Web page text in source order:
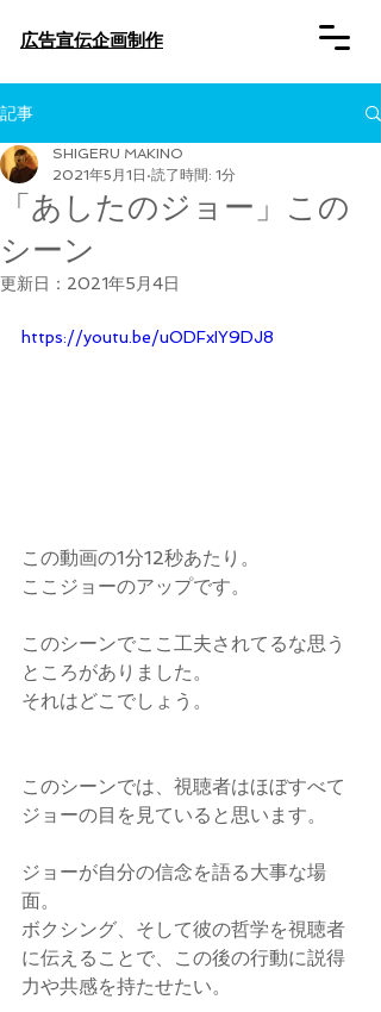
​広告宣伝企画制作
記事
「あしたのジョー」この
シーン
SHIGERU MAKINO
2021年5月1日 読了時間: 1分
更新日： 2021年5月4日
https://youtu.be/uODFxIY9DJ8
この動画の1分12秒あたり。
ここジョーのアップです。
このシーンでここ工夫されてるな思う
ところがありました。
それはどこでしょう。
このシーンでは、視聴者はほぼすべて
ジョーの目を見ていると思います。
ジョーが自分の信念を語る大事な場
面。
ボクシング、そして彼の哲学を視聴者
に伝えることで、この後の行動に説得
力や共感を持たせたい。